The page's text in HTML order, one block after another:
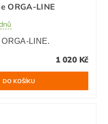
ORGA-LINE
LINE.
1 020 Kč